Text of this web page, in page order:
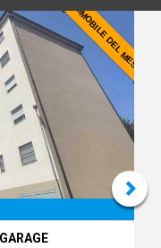
IMMOBILE DEL MESE